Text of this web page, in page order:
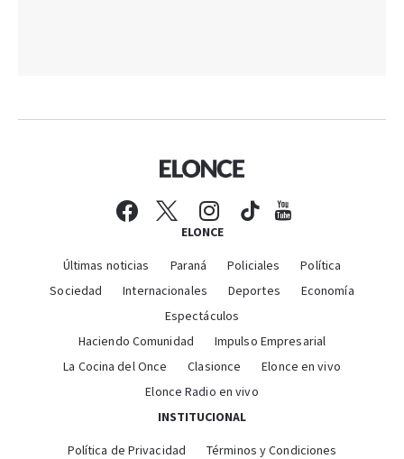
ELONCE
Últimas noticias Paraná Policiales
Política
Sociedad
Internacionales Deportes
Economía
Espectáculos
Haciendo Comunidad
Impulso Empresarial
La Cocina del Once
Clasionce
Elonce en vivo
Elonce Radio en vivo
INSTITUCIONAL
Política de Privacidad Términos y Condiciones